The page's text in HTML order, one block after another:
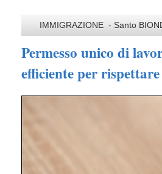
IMMIGRAZIONE - Santo
Permesso unico di
efficiente per